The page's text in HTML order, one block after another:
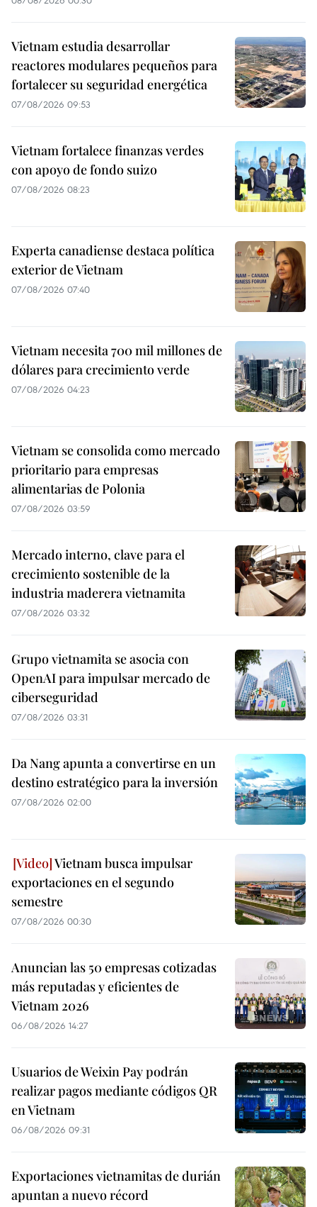
Vietnam estudia desarrollar
reactores modulares pequeños para
fortalecer su seguridad energética
07/08/2026 09:53
Vietnam fortalece finanzas verdes
con apoyo de fondo suizo
07/08/2026 08:23
Experta canadiense destaca política
exterior de Vietnam
07/08/2026 07:40
Vietnam necesita 700 mil millones de
dólares para crecimiento verde
07/08/2026 04:23
Vietnam se consolida como mercado
prioritario para empresas
alimentarias de Polonia
07/08/2026 03:59
Mercado interno, clave para el
crecimiento sostenible de la
industria maderera vietnamita
07/08/2026 03:32
Grupo vietnamita se asocia con
OpenAI para impulsar mercado de
ciberseguridad
07/08/2026 03:31
Da Nang apunta a convertirse en un
destino estratégico para la inversión
07/08/2026 02:00
Vietnam busca impulsar
exportaciones en el segundo
semestre
07/08/2026 00:30
Anuncian las 50 empresas cotizadas
más reputadas y eficientes de
Vietnam 2026
06/08/2026 14:27
Usuarios de Weixin Pay podrán
realizar pagos mediante códigos QR
en Vietnam
06/08/2026 09:31
Exportaciones vietnamitas de durián
apuntan a nuevo récord